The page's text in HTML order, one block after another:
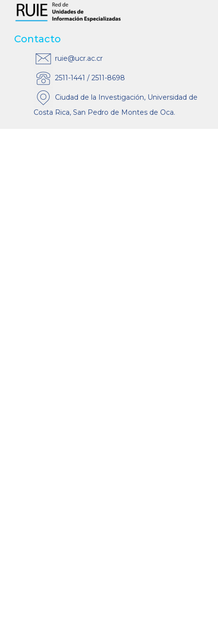
Contacto
ruie@ucr.ac.cr
2511-1441 / 2511-8698
Ciudad de la Investigación, Universidad de
Costa Rica, San Pedro de Montes de Oca.